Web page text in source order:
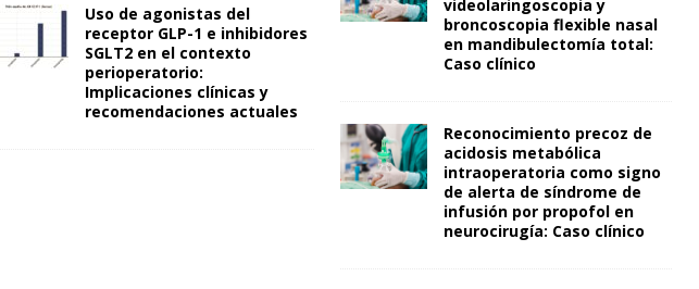
Uso de agonistas del
receptor GLP-1 e inhibidores
SGLT2 en el contexto
perioperatorio:
Implicaciones clínicas y
recomendaciones actuales
videolaringoscopia y
broncoscopia flexible nasal
en mandibulectomía total:
Caso clínico
Reconocimiento precoz de
acidosis metabólica
intraoperatoria como signo
de alerta de síndrome de
infusión por propofol en
neurocirugía: Caso clínico